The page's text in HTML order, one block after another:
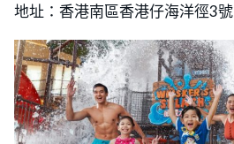
地址：香港南區香港仔海洋徑3號